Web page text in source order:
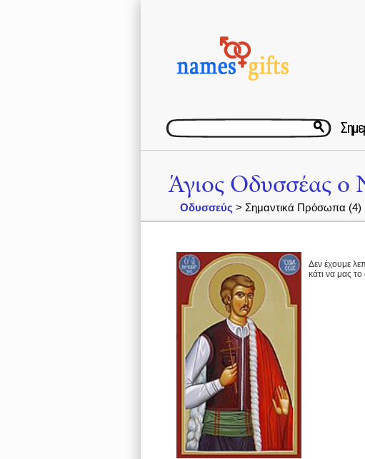
Άγιος Οδυσσέας ο
Οδυσσεύς > Σημαντικά Πρόσωπα (4)
Δεν έχουμε
κάτι να μας το